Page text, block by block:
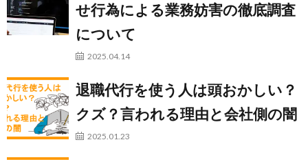
せ行為による業務妨害の徹底調査
について
2025.04.14
退職代行を使う人は頭おかしい？
クズ？言われる理由と会社側の闇
2025.01.23